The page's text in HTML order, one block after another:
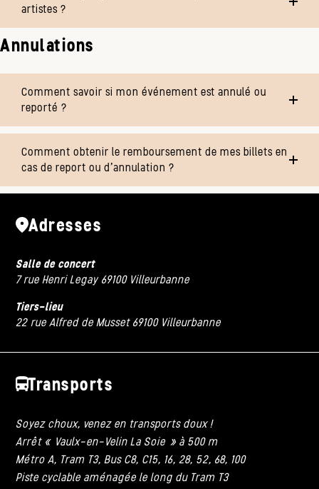
artistes ?
Annulations
Comment savoir si mon événement est annulé ou
reporté ?
Comment obtenir le remboursement de mes billets en
cas de report ou d’annulation ?
Adresses
Salle de concert
7 rue Henri Legay 69100 Villeurbanne
Tiers-lieu
22 rue Alfred de Musset 69100 Villeurbanne
Transports
Soyez choux, venez en transports doux !
Arrêt « Vaulx-en-Velin La Soie » à 500 m
Métro A, Tram T3, Bus C8, C15, 16, 28, 52, 68, 100
Piste cyclable aménagée le long du Tram T3